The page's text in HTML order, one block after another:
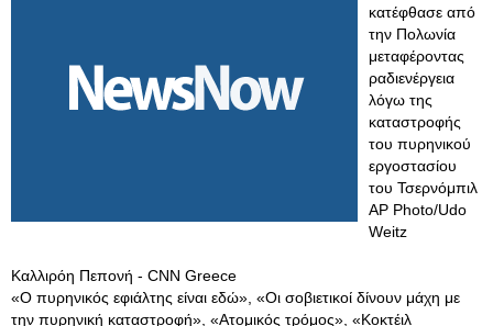
κατέφθασε από
την Πολωνία
μεταφέροντας
ραδιενέργεια
λόγω της
καταστροφής
του πυρηνικού
εργοστασίου
του Τσερνόμπιλ
AP Photo/Udo
Weitz
Καλλιρόη Πεπονή - CNN Greece
«Ο πυρηνικός εφιάλτης είναι εδώ», «Οι σοβιετικοί δίνουν μάχη με
την πυρηνική καταστροφή», «Ατομικός τρόμος», «Κοκτέιλ